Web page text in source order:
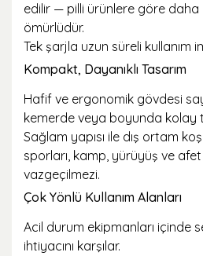
edilir — pilli ürünlere göre
ömürlüdür.
Tek şarjla uzun süreli kullanım
Kompakt, Dayanıklı Tasarım
Hafif ve ergonomik gövdesi
kemerde veya boyunda kolay
Sağlam yapısı ile dış ortam
sporları, kamp, yürüyüş ve afet
vazgeçilmezi.
Çok Yönlü Kullanım Alanları
Acil durum ekipmanları içinde
ihtiyacını karşılar.